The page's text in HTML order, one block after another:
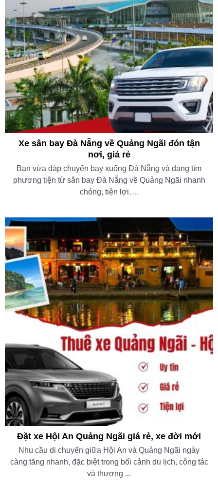
Xe sân bay Đà Nẵng về Quảng Ngãi đón tận
nơi, giá rẻ
Bạn vừa đáp chuyến bay xuống Đà Nẵng và đang tìm
phương tiện từ sân bay Đà Nẵng về Quảng Ngãi nhanh
chóng, tiện lợi, ...
Đặt xe Hội An Quảng Ngãi giá rẻ, xe đời mới
Nhu cầu di chuyển giữa Hội An và Quảng Ngãi ngày
càng tăng nhanh, đặc biệt trong bối cảnh du lịch, công tác
và thương ...